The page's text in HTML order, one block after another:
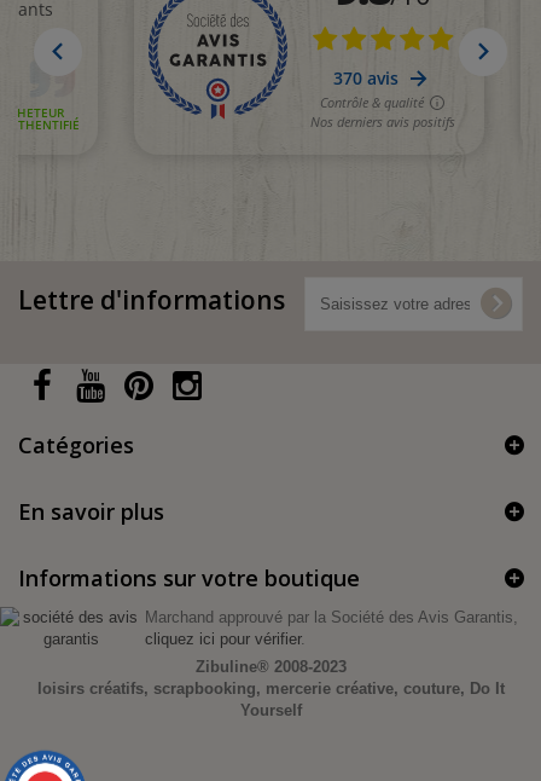
Lettre d'informations
Catégories
En savoir plus
Informations sur votre boutique
Marchand approuvé par la Société des Avis Garantis,
cliquez ici pour vérifier.
Zibuline® 2008-2023
loisirs créatifs, scrapbooking, mercerie créative, couture, Do It
Yourself